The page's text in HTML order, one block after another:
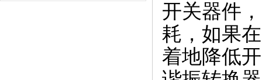
开关器件
耗，如果
着地降低